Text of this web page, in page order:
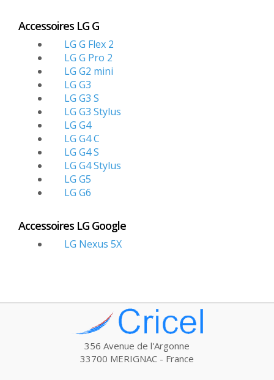
Accessoires LG G
LG G Flex 2
LG G Pro 2
LG G2 mini
LG G3
LG G3 S
LG G3 Stylus
LG G4
LG G4 C
LG G4 S
LG G4 Stylus
LG G5
LG G6
Accessoires LG Google
LG Nexus 5X
356 Avenue de l'Argonne
33700 MERIGNAC - France